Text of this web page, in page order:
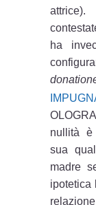
ha
nullità è
sua
madre
ipotetica